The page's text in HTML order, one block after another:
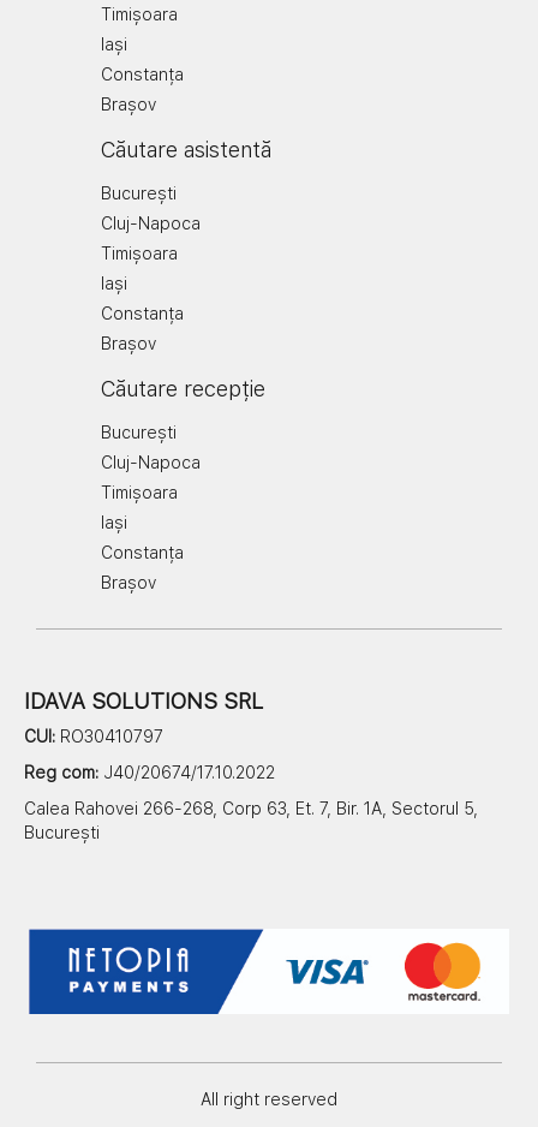
Timișoara
Iași
Constanța
Brașov
Căutare asistentă
București
Cluj-Napoca
Timișoara
Iași
Constanța
Brașov
Căutare recepție
București
Cluj-Napoca
Timișoara
Iași
Constanța
Brașov
IDAVA SOLUTIONS SRL
CUI: RO30410797
Reg com: J40/20674/17.10.2022
Calea Rahovei 266-268, Corp 63, Et. 7, Bir. 1A, Sectorul 5,
București
All right reserved